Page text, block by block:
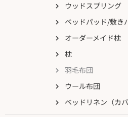
ウッドスプリング
ベッドパッド/敷き
オーダーメイド枕
枕
羽毛布団
ウール布団
ベッドリネン（カ